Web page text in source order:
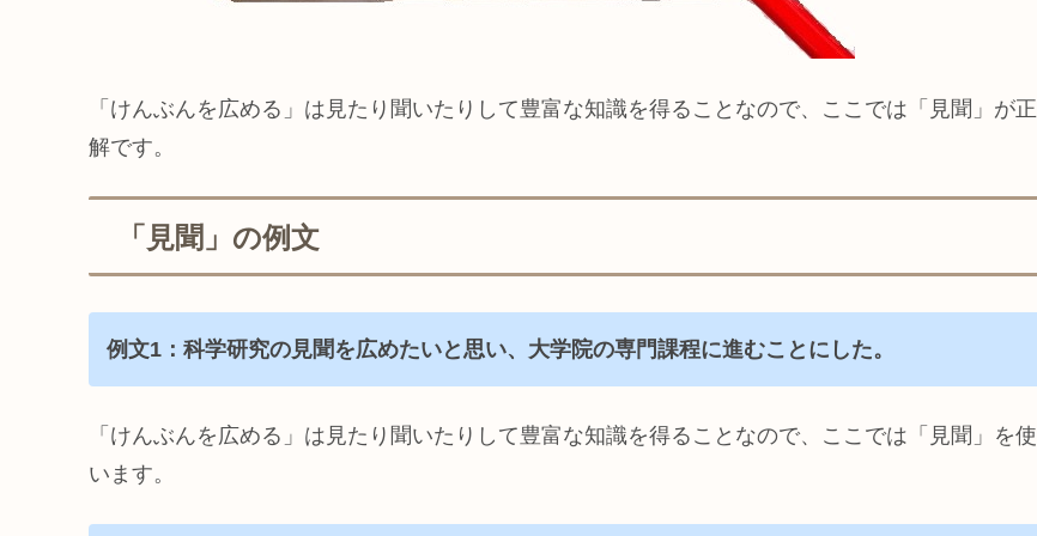
「けんぶんを広める」は見たり聞いたりして豊富な知識を得ることなので、ここでは「見聞」が正
解です。
「見聞」の例文
例文1：科学研究の見聞を広めたいと思い、大学院の専門課程に進むことにした。
「けんぶんを広める」は見たり聞いたりして豊富な知識を得ることなので、ここでは「見聞」を使
います。